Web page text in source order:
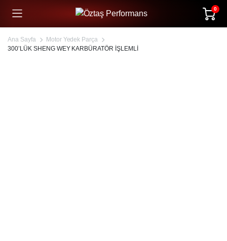
0
Ana Sayfa
Motor Yedek Parça
300’LÜK SHENG WEY KARBÜRATÖR İŞLEMLİ